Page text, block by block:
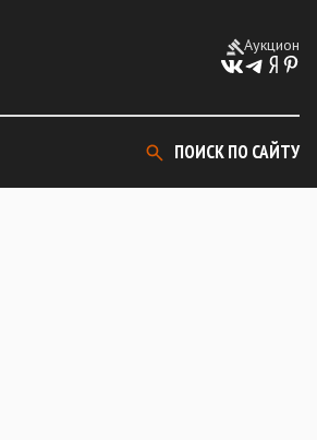
Аукцион
ПОИСК ПО САЙТУ